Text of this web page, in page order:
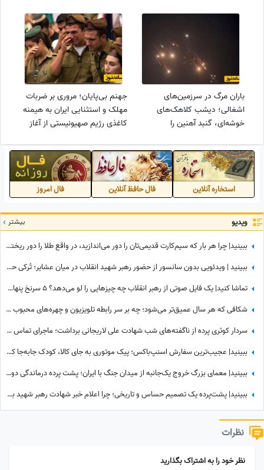
باران مرگ در سرزمین‌های
اشغالی؛ دیشب کلاهک‌های
خوشه‌ای، گنبد آهنین را
جهنم بی‌پایان؛ مروری بر ضربات
مهلک و استثنایی ایران به هیمنه
کاغذی رژیم صهیونیستی از آغاز
استخاره آنلاین فال حافظ آنلاین فال امروز
ویدیو بیشتر
ببینید| چرا هر بار که سیم‌کارت قدیمی‌تان را دور می‌اندازید، در واقع طلا را دور ریخته‌اید؟
ببینید | ویدئویی بدون سانسور از حضور رهبر شهید انقلاب در میان عشایر؛ تُرکی حرف زدن آقا را دیده بودید؟
تماشا کنید| یک فایل صوتی از رهبر انقلاب چه چیزهایی را لو می‌دهد؟ 5 سرنخ پنهان در یک صدا که چیزی از آن نمی‌دانستید
شکافی که هر سال عمیق‌تر می‌شود؛ چه بر سر رابطه تلویزیون و چهره‌های محبوب آمد؟
سردار کوثری پرده از ناگفته‌های شب شهادت علی لاریجانی برداشت؛ ماجرای تماس آخر پسر شهید لاریجانی چه بود؟
ببینید| عجیب‌ترین سفارش اسنپ‌باکس؛ پیک موتوری به جای کالا، کودک جابه‌جا کرد!
ببینید| معمای بزرگ خروج یک‌جانبه از میدان جنگ با ایران؛ پشت پرده درماندگی دولتمردان آمریکایی!
ببینید| پشت‌پرده یک تصمیم حساس و تاریخی؛ چرا اعلام خبر شهادت رهبر شهید به سحر موکول شد؟
نظرات
نظر خود را به اشتراک بگذارید